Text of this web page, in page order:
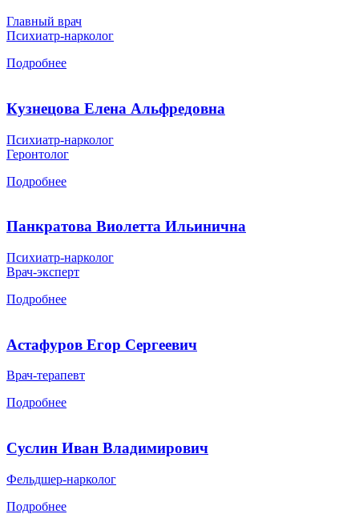
Главный врач
Психиатр-нарколог
Подробнее
Кузнецова Елена Альфредовна
Психиатр-нарколог
Геронтолог
Подробнее
Панкратова Виолетта Ильинична
Психиатр-нарколог
Врач-эксперт
Подробнее
Астафуров Егор Сергеевич
Врач-терапевт
Подробнее
Суслин Иван Владимирович
Фельдшер-нарколог
Подробнее